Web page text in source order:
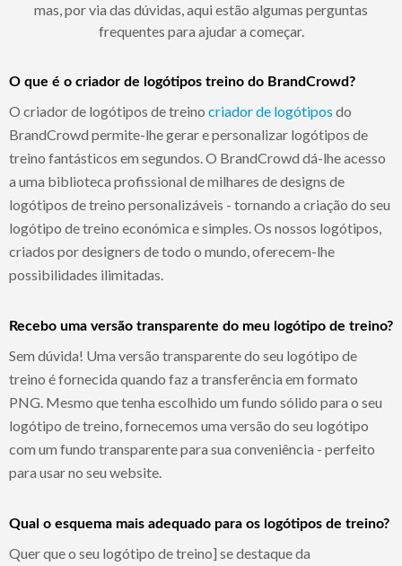
mas, por via das dúvidas, aqui estão algumas perguntas
frequentes para ajudar a começar.
O que é o criador de logótipos treino do BrandCrowd?
O criador de logótipos de treino criador de logótipos do
BrandCrowd permite-lhe gerar e personalizar logótipos de
treino fantásticos em segundos. O BrandCrowd dá-lhe acesso
a uma biblioteca profissional de milhares de designs de
logótipos de treino personalizáveis - tornando a criação do seu
logótipo de treino económica e simples. Os nossos logótipos,
criados por designers de todo o mundo, oferecem-lhe
possibilidades ilimitadas.
Recebo uma versão transparente do meu logótipo de treino?
Sem dúvida! Uma versão transparente do seu logótipo de
treino é fornecida quando faz a transferência em formato
PNG. Mesmo que tenha escolhido um fundo sólido para o seu
logótipo de treino, fornecemos uma versão do seu logótipo
com um fundo transparente para sua conveniência - perfeito
para usar no seu website.
Qual o esquema mais adequado para os logótipos de treino?
Quer que o seu logótipo de treino] se destaque da